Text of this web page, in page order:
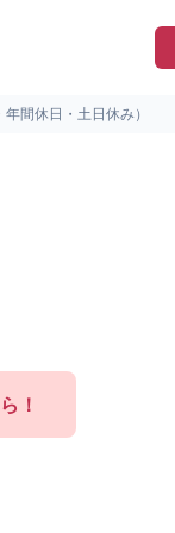
間休日・土日休み）
！